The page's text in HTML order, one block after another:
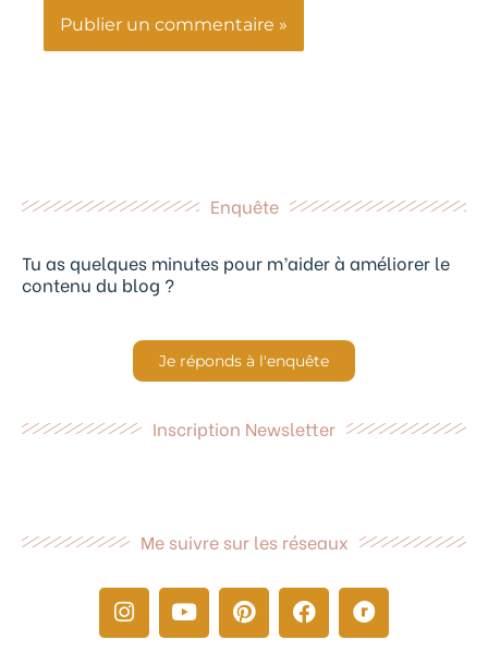
Enquête
Tu as quelques minutes pour m’aider à améliorer le
contenu du blog ?
Je réponds à l'enquête
Inscription Newsletter
Me suivre sur les réseaux
I
n
s
Y
o
u
P
i
n
F
a
c
R
a
v